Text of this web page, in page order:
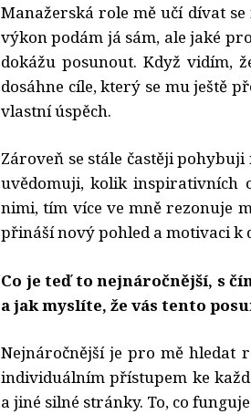
Manažerská role mě učí dívat
výkon podám já sám, ale jaké
dokážu posunout. Když vidím,
dosáhne cíle, který se mu ještě
vlastní úspěch.
Zároveň se stále častěji
uvědomuji, kolik inspirativních
nimi, tím více ve mně rezonuje
přináší nový pohled a motivaci k
Co je teď to nejnáročnější, s
a jak myslíte, že vás tento
Nejnáročnější je pro mě hledat
individuálním přístupem ke
a jiné silné stránky. To, co